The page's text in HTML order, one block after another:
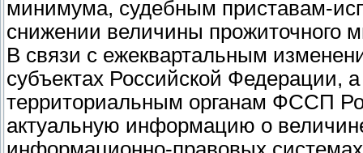
минимума, судебным приставам-
снижении величины прожиточного
В связи с ежеквартальным
субъектах Российской Федерации,
территориальным органам ФССП
актуальную информацию о